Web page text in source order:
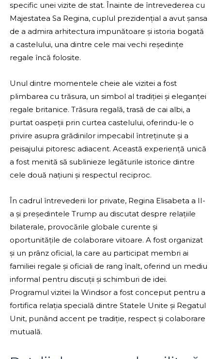
specific unei vizite de stat. Înainte de întrevederea cu
Majestatea Sa Regina, cuplul prezidențial a avut șansa
de a admira arhitectura impunătoare și istoria bogată
a castelului, una dintre cele mai vechi reședințe
regale încă folosite.
Unul dintre momentele cheie ale vizitei a fost
plimbarea cu trăsura, un simbol al tradiției și eleganței
regale britanice. Trăsura regală, trasă de cai albi, a
purtat oaspeții prin curtea castelului, oferindu-le o
privire asupra grădinilor impecabil întreținute și a
peisajului pitoresc adiacent. Această experiență unică
a fost menită să sublinieze legăturile istorice dintre
cele două națiuni și respectul reciproc.
În cadrul întrevederii lor private, Regina Elisabeta a II-
a și președintele Trump au discutat despre relațiile
bilaterale, provocările globale curente și
oportunitățile de colaborare viitoare. A fost organizat
și un prânz oficial, la care au participat membri ai
familiei regale și oficiali de rang înalt, oferind un mediu
informal pentru discuții și schimburi de idei.
Programul vizitei la Windsor a fost conceput pentru a
fortifica relația specială dintre Statele Unite și Regatul
Unit, punând accent pe tradiție, respect și colaborare
mutuală.